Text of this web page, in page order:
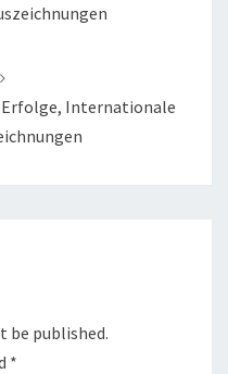
Erfolge, Internationale
be published.
*